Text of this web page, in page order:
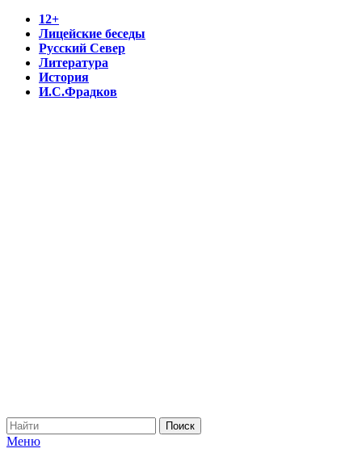
12+
Лицейские беседы
Русский Север
Литература
История
И.С.Фрадков
Меню